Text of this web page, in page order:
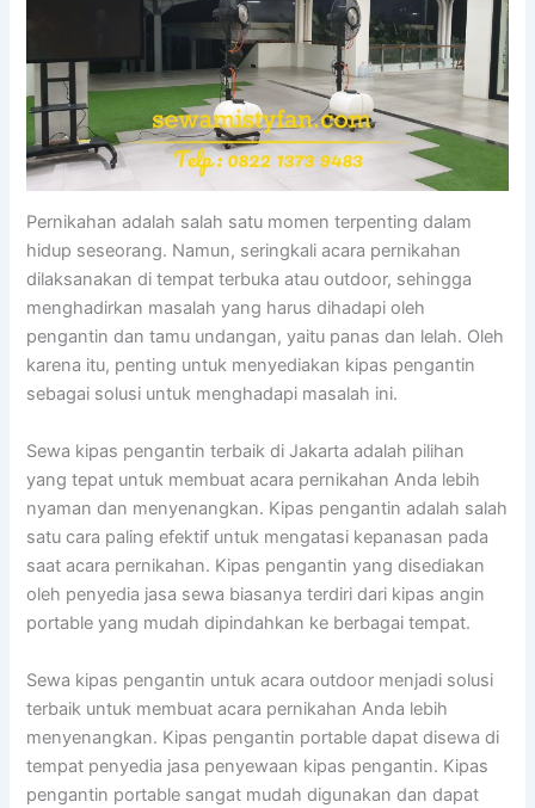
Pernikahan adalah salah satu momen terpenting dalam
hidup seseorang. Namun, seringkali acara pernikahan
dilaksanakan di tempat terbuka atau outdoor, sehingga
menghadirkan masalah yang harus dihadapi oleh
pengantin dan tamu undangan, yaitu panas dan lelah. Oleh
karena itu, penting untuk menyediakan kipas pengantin
sebagai solusi untuk menghadapi masalah ini.
Sewa kipas pengantin terbaik di Jakarta adalah pilihan
yang tepat untuk membuat acara pernikahan Anda lebih
nyaman dan menyenangkan. Kipas pengantin adalah salah
satu cara paling efektif untuk mengatasi kepanasan pada
saat acara pernikahan. Kipas pengantin yang disediakan
oleh penyedia jasa sewa biasanya terdiri dari kipas angin
portable yang mudah dipindahkan ke berbagai tempat.
Sewa kipas pengantin untuk acara outdoor menjadi solusi
terbaik untuk membuat acara pernikahan Anda lebih
menyenangkan. Kipas pengantin portable dapat disewa di
tempat penyedia jasa penyewaan kipas pengantin. Kipas
pengantin portable sangat mudah digunakan dan dapat